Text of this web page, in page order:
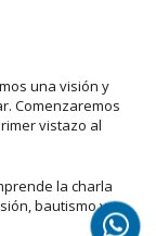
una visión y
Comenzaremos
vistazo al
la charla
bautismo y